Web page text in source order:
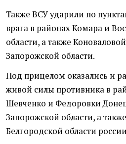
Также ВСУ ударили по
врага в районах Комара и
области, а также
Запорожской области.
Под прицелом оказались и
живой силы противника в
Шевченко и Федоровки
Запорожской области, а
Белгородской области